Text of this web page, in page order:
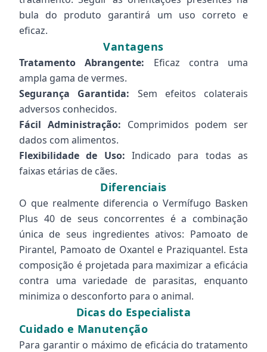
bula do produto garantirá um uso correto e
eficaz.
Vantagens
Tratamento Abrangente: Eficaz contra uma
ampla gama de vermes.
Segurança Garantida: Sem efeitos colaterais
adversos conhecidos.
Fácil Administração: Comprimidos podem ser
dados com alimentos.
Flexibilidade de Uso: Indicado para todas as
faixas etárias de cães.
Diferenciais
O que realmente diferencia o Vermífugo Basken
Plus 40 de seus concorrentes é a combinação
única de seus ingredientes ativos: Pamoato de
Pirantel, Pamoato de Oxantel e Praziquantel. Esta
composição é projetada para maximizar a eficácia
contra uma variedade de parasitas, enquanto
minimiza o desconforto para o animal.
Dicas do Especialista
Cuidado e Manutenção
Para garantir o máximo de eficácia do tratamento